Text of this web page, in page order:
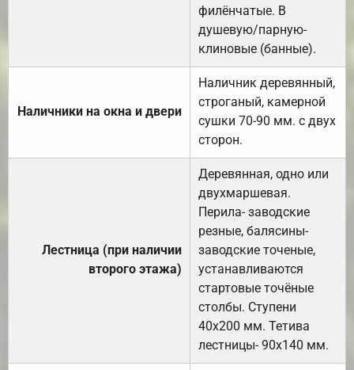
филёнчатые. В
душевую/парную-
клиновые (банные).
Наличники на окна и двери
Наличник деревянный,
строганый, камерной
сушки 70-90 мм. с двух
сторон.
Лестница (при наличии
второго этажа)
Деревянная, одно или
двухмаршевая.
Перила- заводские
резные, балясины-
заводские точеные,
устанавливаются
стартовые точёные
столбы. Ступени
40х200 мм. Тетива
лестницы- 90х140 мм.